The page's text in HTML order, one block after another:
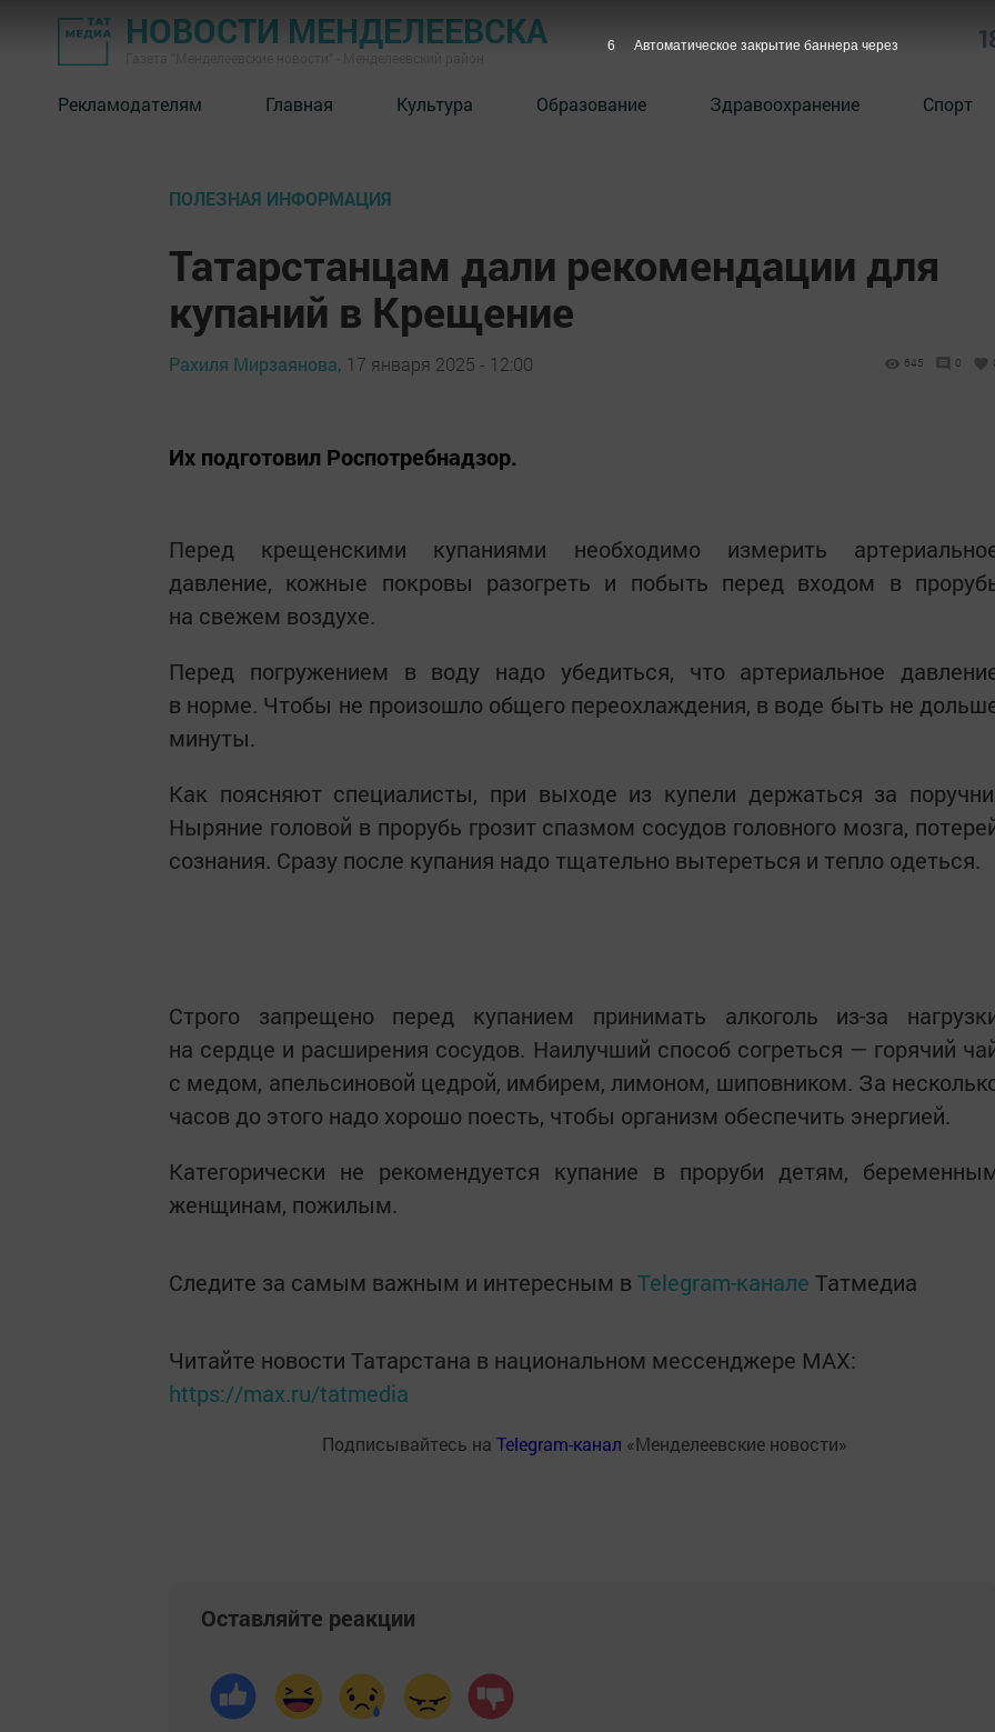
НОВОСТИ МЕНДЕЛЕЕВСКА
Рекламодателям Главная Культура Образование Здравоохранение Спорт
ПОЛЕЗНАЯ ИНФОРМАЦИЯ
Татарстанцам дали рекомендации для
купаний в Крещение
Рахиля Мирзаянова, 17 января 2025 - 12:00 645 0
Их подготовил Роспотребнадзор.
Перед крещенскими купаниями необходимо измерить
давление, кожные покровы разогреть и побыть перед входом в
на свежем воздухе.
Перед погружением в воду надо убедиться, что артериальное
в норме. Чтобы не произошло общего переохлаждения, в воде быть не
минуты.
Как поясняют специалисты, при выходе из купели держаться за
Ныряние головой в прорубь грозит спазмом сосудов головного мозга,
сознания. Сразу после купания надо тщательно вытереться и тепло одеться.
Строго запрещено перед купанием принимать алкоголь из-за
на сердце и расширения сосудов. Наилучший способ согреться — горячий
с медом, апельсиновой цедрой, имбирем, лимоном, шиповником. За
часов до этого надо хорошо поесть, чтобы организм обеспечить энергией.
Категорически не рекомендуется купание в проруби детям,
женщинам, пожилым.
Следите за самым важным и интересным в Telegram-канале Татмедиа
Читайте новости Татарстана в национальном мессенджере MАХ:
https://max.ru/tatmedia
Подписывайтесь на Telegram-канал «Менделеевские новости»
Оставляйте реакции
5 Автоматическое закрытие баннера через